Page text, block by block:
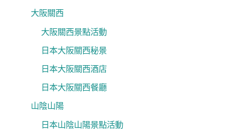
大阪關西
大阪關西景點活動
日本大阪關西秘景
日本大阪關西酒店
日本大阪關西餐廳
山陰山陽
日本山陰山陽景點活動